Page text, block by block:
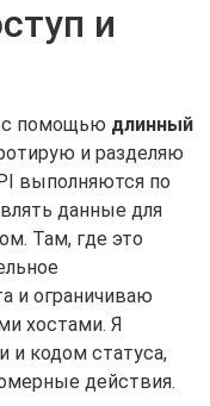
и
с помощью длинный
и разделяю
выполняются по
данные для
Там, где это
и ограничиваю
хостами. Я
и кодом статуса,
действия.